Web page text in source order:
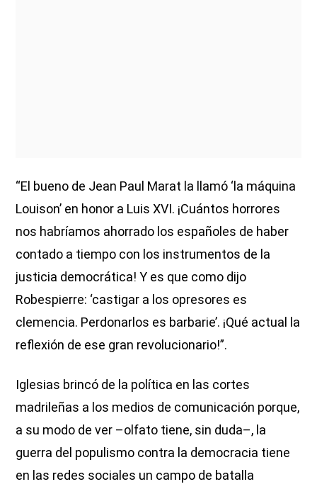
“El bueno de Jean Paul Marat la llamó ‘la máquina
Louison’ en honor a Luis XVI. ¡Cuántos horrores
nos habríamos ahorrado los españoles de haber
contado a tiempo con los instrumentos de la
justicia democrática! Y es que como dijo
Robespierre: ‘castigar a los opresores es
clemencia. Perdonarlos es barbarie’. ¡Qué actual la
reflexión de ese gran revolucionario!”.
Iglesias brincó de la política en las cortes
madrileñas a los medios de comunicación porque,
a su modo de ver –olfato tiene, sin duda–, la
guerra del populismo contra la democracia tiene
en las redes sociales un campo de batalla